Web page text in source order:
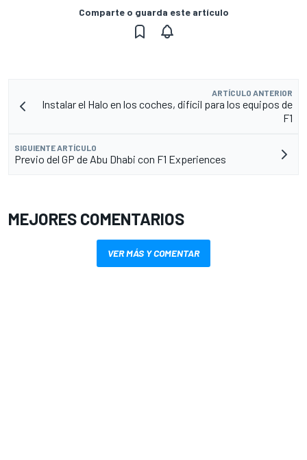
Comparte o guarda este artículo
ARTÍCULO ANTERIOR
Instalar el Halo en los coches, difícil para los equipos de
F1
SIGUIENTE ARTÍCULO
Previo del GP de Abu Dhabi con F1 Experiences
MEJORES COMENTARIOS
VER MÁS Y COMENTAR